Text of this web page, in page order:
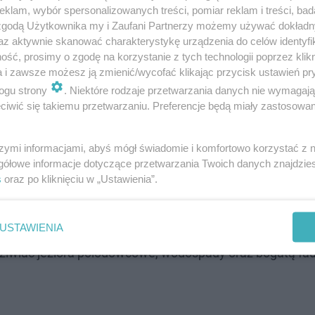
będący jednocześnie rezerwatem przyrody
pierwotnego lasu na kontynencie, gdzie od lat królują
pełni docenić piękno pierwontej przyrody i docenić
Tatr, to prawdziwy raj dla miłośników górskich
Giewont, oraz malownicze doliny, w tym Dolina
jeziora polodowcowe, wodospady oraz bogatą
wybór spersonalizowanych treści, pomiar reklam i treści,
Użytkownika my i Zaufani Partnerzy możemy używać
aktywnie skanować charakterystykę urządzenia do celów
prosimy o zgodę na korzystanie z tych technologii poprzez
i zawsze możesz ją zmienić/wycofać klikając przycisk ustawień
strony
. Niektóre rodzaje przetwarzania danych nie
się takiemu przetwarzaniu. Preferencje będą miały
informacjami, abyś mógł świadomie i komfortowo korzystać z
informacje dotyczące przetwarzania Twoich danych
oraz po kliknięciu w „Ustawienia”.
USTAWIENIA